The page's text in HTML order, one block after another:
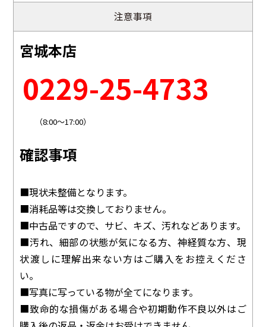
注意事項
宮城本店
0229-25-4733
（8:00～17:00）
確認事項
■現状未整備となります。
■消耗品等は交換しておりません。
■中古品ですので、サビ、キズ、汚れなどあります。
■汚れ、細部の状態が気になる方、神経質な方、現
状渡しに理解出来ない方はご購入をお控えくださ
い。
■写真に写っている物が全てになります。
■致命的な損傷がある場合や初期動作不良以外はご